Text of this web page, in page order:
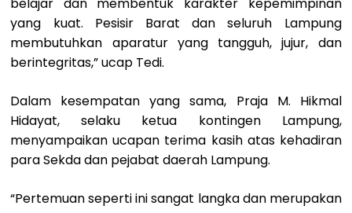
yang kuat. Pesisir Barat dan seluruh Lampung
membutuhkan aparatur yang tangguh, jujur, dan
berintegritas,” ucap Tedi.
Dalam kesempatan yang sama, Praja M. Hikmal
Hidayat, selaku ketua kontingen Lampung,
menyampaikan ucapan terima kasih atas kehadiran
para Sekda dan pejabat daerah Lampung.
“Pertemuan seperti ini sangat langka dan merupakan